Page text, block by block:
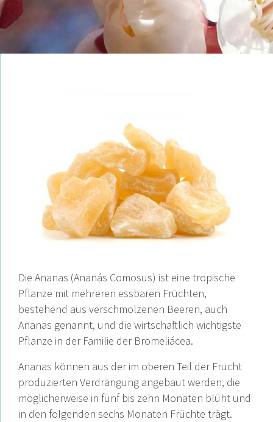
Die Ananas (Ananás Comosus) ist eine tropische
Pflanze mit mehreren essbaren Früchten,
bestehend aus verschmolzenen Beeren, auch
Ananas genannt, und die wirtschaftlich wichtigste
Pflanze in der Familie der Bromeliácea.
Ananas können aus der im oberen Teil der Frucht
produzierten Verdrängung angebaut werden, die
möglicherweise in fünf bis zehn Monaten blüht und
in den folgenden sechs Monaten Früchte trägt.